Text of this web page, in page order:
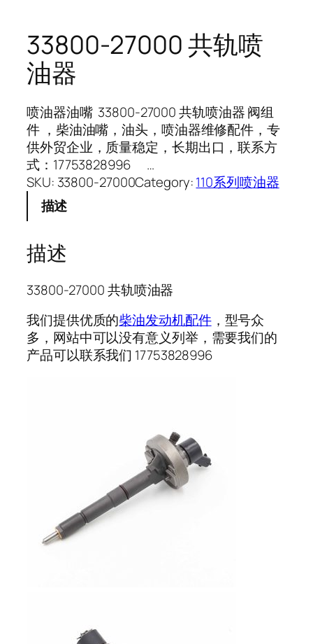
33800-27000 共轨喷
油器
喷油器油嘴 33800-27000 共轨喷油器 阀组
件 ，柴油油嘴，油头，喷油器维修配件，专
供外贸企业，质量稳定，长期出口，联系方
式：17753828996 …
SKU: 33800-27000Category:110系列喷油器
描述
描述
33800-27000 共轨喷油器
我们提供优质的柴油发动机配件，型号众
多，网站中可以没有意义列举，需要我们的
产品可以联系我们 17753828996